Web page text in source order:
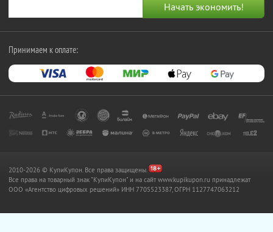
Принимаем к оплате:
2010-2026 © КупиКупон. Все права защищены.
Все права на товарный знак "КупиКупон" и на сайт www.kupikupon.ru принадлежат
OOO «Агентство цифровых решений» ИНН 7705523387, ОГРН 1127747063212